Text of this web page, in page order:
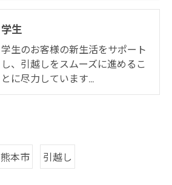
学生
学生のお客様の新生活をサポート
し、引越しをスムーズに進めるこ
とに尽力しています…
熊本市 引越し